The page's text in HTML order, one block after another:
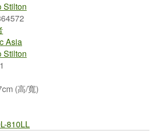
Stilton
Asia
Stilton
(高/寬)
810LL